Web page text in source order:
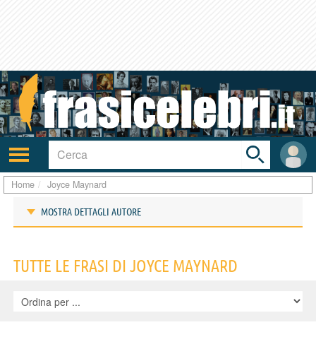
Attiva/disattiva
navigazione
User
area
Toggle
search
bar
Home Joyce Maynard
MOSTRA DETTAGLI AUTORE
TUTTE LE FRASI DI JOYCE MAYNARD